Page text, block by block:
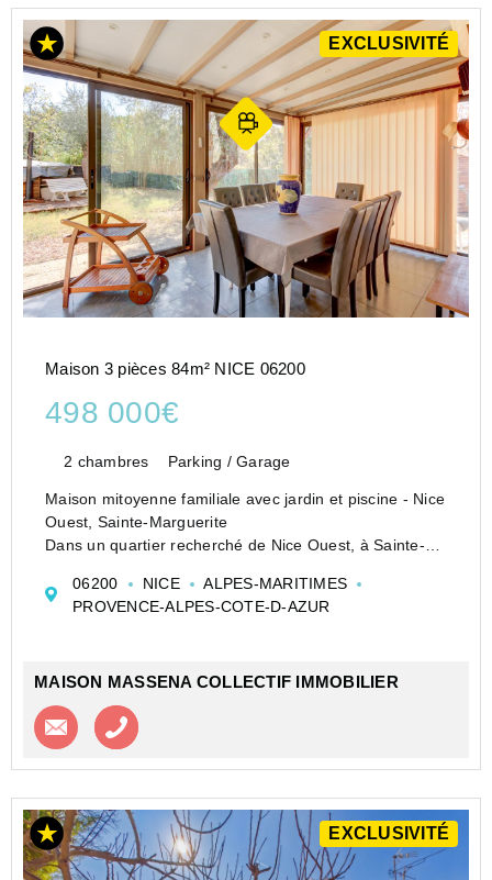
EXCLUSIVITÉ
Maison 3 pièces 84m² NICE 06200
498 000€
2 chambres Parking / Garage
Maison mitoyenne familiale avec jardin et piscine - Nice
Ouest, Sainte-Marguerite
Dans un quartier recherché de Nice Ouest, à Sainte-
accueillir une famille.
Vous profiterez de la proximité immédiate des co...
06200 NICE
ALPES-MARITIMES
PROVENCE-ALPES-COTE-D-AZUR
MAISON MASSENA COLLECTIF IMMOBILIER
Contacter l'agence
EXCLUSIVITÉ